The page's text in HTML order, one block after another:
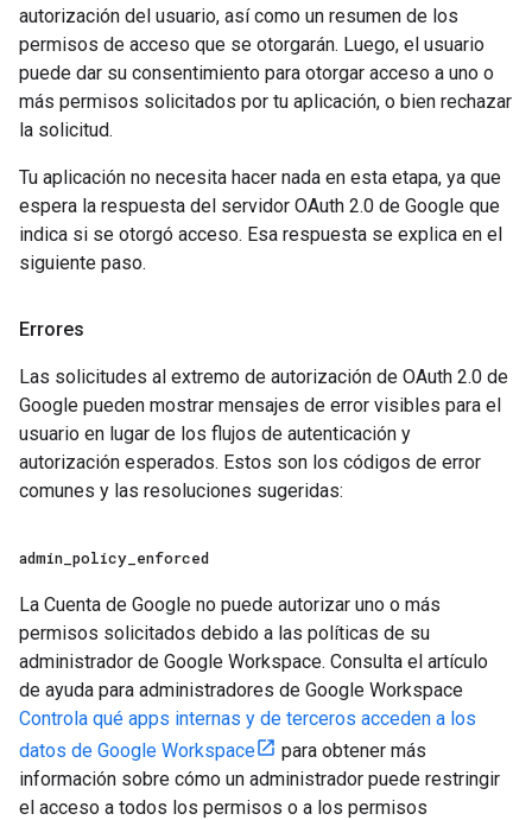
autorización del usuario, así como un resumen de los
permisos de acceso que se otorgarán. Luego, el usuario
puede dar su consentimiento para otorgar acceso a uno o
más permisos solicitados por tu aplicación, o bien rechazar
la solicitud.
Tu aplicación no necesita hacer nada en esta etapa, ya que
espera la respuesta del servidor OAuth 2.0 de Google que
indica si se otorgó acceso. Esa respuesta se explica en el
siguiente paso.
Errores
Las solicitudes al extremo de autorización de OAuth 2.0 de
Google pueden mostrar mensajes de error visibles para el
usuario en lugar de los flujos de autenticación y
autorización esperados. Estos son los códigos de error
comunes y las resoluciones sugeridas:
admin policy enforced
La Cuenta de Google no puede autorizar uno o más
permisos solicitados debido a las políticas de su
administrador de Google Workspace. Consulta el artículo
de ayuda para administradores de Google Workspace
Controla qué apps internas y de terceros acceden a los
datos de Google Workspace
para obtener más
información sobre cómo un administrador puede restringir
el acceso a todos los permisos o a los permisos